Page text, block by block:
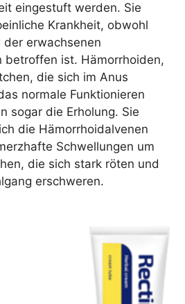
eingestuft werden. Sie
Krankheit, obwohl
der erwachsenen
betroffen ist. Hämorrhoiden,
die sich im Anus
normale Funktionieren
sogar die Erholung. Sie
die Hämorrhoidalvenen
Schwellungen um
die sich stark röten und
erschweren.